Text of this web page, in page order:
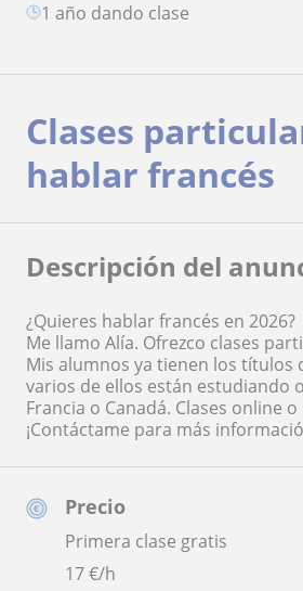
1 año dando clase
Precio
Primera clase gratis
17€/h
Clases
hablar francés
Descripción del
¿Quieres hablar francés en 2026?
Me llamo Alía. Ofrezco clases
Mis alumnos ya tienen los títulos
varios de ellos están estudiando
Francia o Canadá. Clases online
¡Contáctame para más